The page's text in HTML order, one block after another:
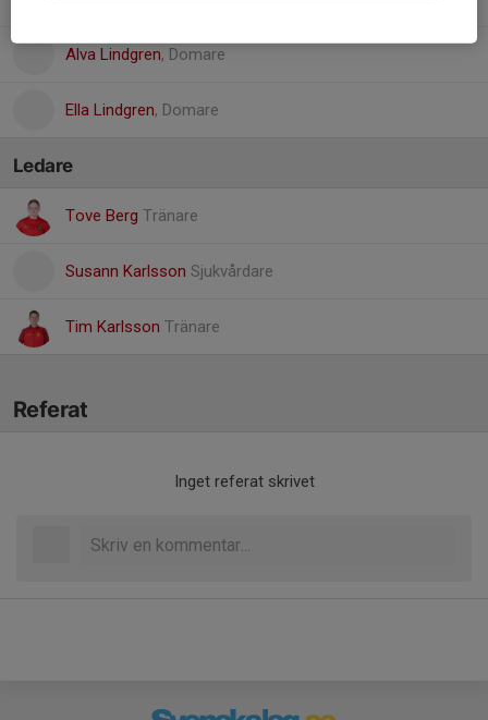
Alva Lindgren, Domare
Ella Lindgren, Domare
Ledare
Tove Berg Tränare
Susann Karlsson Sjukvårdare
Tim Karlsson Tränare
Referat
Inget referat skrivet